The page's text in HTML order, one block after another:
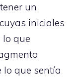
un
iniciales
lo que
lo que sentía